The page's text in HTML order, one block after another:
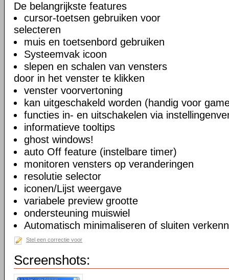
De belangrijkste features
cursor-toetsen gebruiken voor
selecteren
muis en toetsenbord gebruiken
Systeemvak icoon
slepen en schalen van vensters
door in het venster te klikken
venster voorvertoning
kan uitgeschakeld worden (handig voor
functies in- en uitschakelen via
informatieve tooltips
ghost windows!
auto Off feature (instelbare timer)
monitoren vensters op veranderingen
resolutie selector
iconen/Lijst weergave
variabele preview grootte
ondersteuning muiswiel
Automatisch minimaliseren of sluiten
Stel een correctie voor
Screenshots: